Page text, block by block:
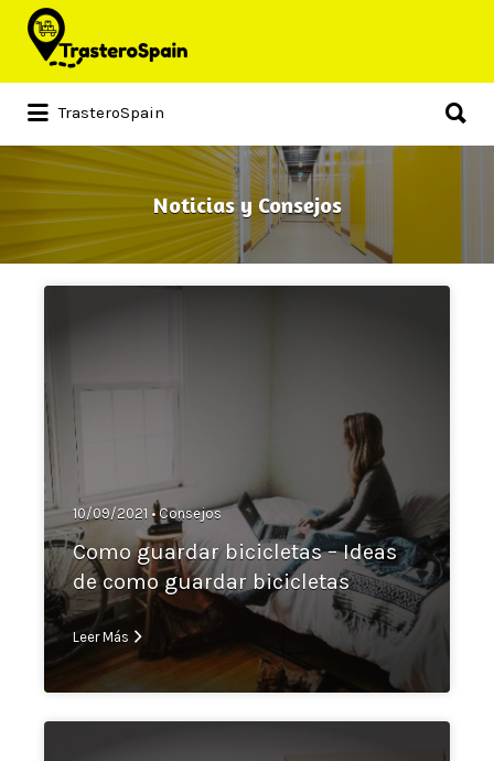
Buscar
por:
TrasteroSpain
por:
Noticias y Consejos
10/09/2021 • Consejos
Como guardar bicicletas – Ideas
de como guardar bicicletas
Leer Más